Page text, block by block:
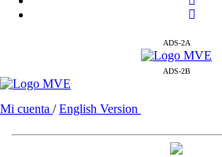
ADS-2A
ADS-2B
Mi cuenta /English Version